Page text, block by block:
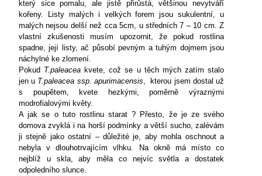
který sice pomalu, ale jistě přirůstá, většinou nevytváří
kořeny. Listy malých i velkých forem jsou sukulentní, u
malých nejsou delší než cca 5cm, u středních 7 – 10 cm. Z
vlastní zkušenosti musím upozornit, že pokud rostlina
spadne, její listy, ač působí pevným a tuhým dojmem jsou
náchylné ke zlomení.
Pokud T.paleacea kvete, což se u těch mých zatím stalo
jen u T.paleacea ssp. apurimacensis,
kterou jsem dostal už
s poupětem, kvete hezkými, poměrně výraznými
modrofialovými květy.
A jak se o tuto rostlinu starat ? Přesto, že je ze svého
domova zvyklá i na horší podmínky a větší sucho, zalévám
ji stejně jako ostatní – důležité je, aby mohla oschnout a
nebyla v dlouhotrvajícím vlhku. Na okně má místo co
nejblíž u skla, aby měla co nejvíc světla a dostatek
odpoledního slunce.